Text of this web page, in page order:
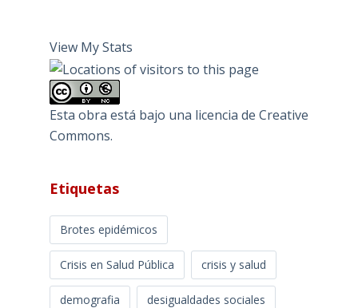
View My Stats
Esta obra está bajo una licencia de Creative
Commons.
Etiquetas
Brotes epidémicos
Crisis en Salud Pública crisis y salud
demografia desigualdades sociales